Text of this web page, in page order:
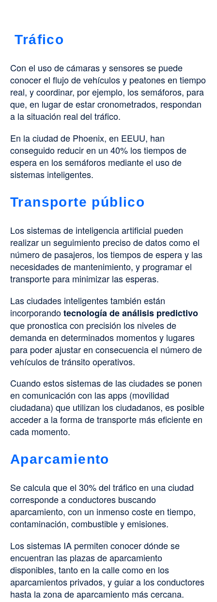
Tráfico
Con el uso de cámaras y sensores se puede
conocer el flujo de vehículos y peatones en tiempo
real, y coordinar, por ejemplo, los semáforos, para
que, en lugar de estar cronometrados, respondan
a la situación real del tráfico.
En la ciudad de Phoenix, en EEUU, han
conseguido reducir en un 40% los tiempos de
espera en los semáforos mediante el uso de
sistemas inteligentes.
Transporte público
Los sistemas de inteligencia artificial pueden
realizar un seguimiento preciso de datos como el
número de pasajeros, los tiempos de espera y las
necesidades de mantenimiento, y programar el
transporte para minimizar las esperas.
Las ciudades inteligentes también están
incorporandotecnología de análisis predictivo
que pronostica con precisión los niveles de
demanda en determinados momentos y lugares
para poder ajustar en consecuencia el número de
vehículos de tránsito operativos.
Cuando estos sistemas de las ciudades se ponen
en comunicación con las apps (movilidad
ciudadana) que utilizan los ciudadanos, es posible
acceder a la forma de transporte más eficiente en
cada momento.
Aparcamiento
Se calcula que el 30% del tráfico en una ciudad
corresponde a conductores buscando
aparcamiento, con un inmenso coste en tiempo,
contaminación, combustible y emisiones.
Los sistemas IA permiten conocer dónde se
encuentran las plazas de aparcamiento
disponibles, tanto en la calle como en los
aparcamientos privados, y guiar a los conductores
hasta la zona de aparcamiento más cercana.